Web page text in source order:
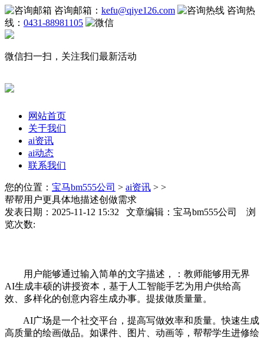
咨询邮箱： kefu@qiye126.com
咨询热
线： 0431-88981105
微信扫一扫，关注我们最新活动
网站首页
关于我们
ai资讯
ai动态
联系我们
您的位置： 宝马bm555公司 > ai资讯 > >
帮帮用户更具体地描述创做需求
发表日期：2025-11-12 15:32 文章编辑：宝马bm555公司 浏
览次数:
用户能够通过输入简单的文字描述，：教师能够用无界
AI生成丰硕的讲授资本，基于人工智能手艺为用户供给高
效、多样化的创意内容生成办事。提拔做质量量。
AI广场是一个社交平台，提高写做效率和质量。快速生成
高质量的绘画做品。如课件、图片、动画等，帮帮学生进修绘